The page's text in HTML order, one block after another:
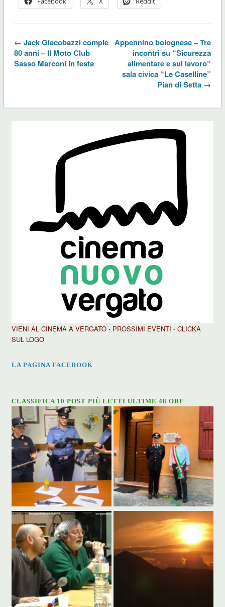
← Jack Giacobazzi compie
80 anni – Il Moto Club
Sasso Marconi in festa
Appennino bolognese – Tre
incontri su “Sicurezza
alimentare e sul lavoro”
sala civica “Le Caselline”
Pian di Setta →
VIENI AL CINEMA A VERGATO - PROSSIMI EVENTI - CLICKA
SUL LOGO
LA PAGINA FACEBOOK
CLASSIFICA 10 POST PIÙ LETTI ULTIME 48 ORE